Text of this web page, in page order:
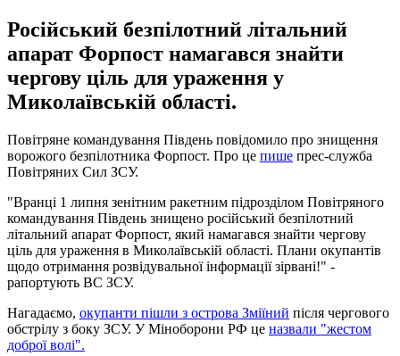
Російський безпілотний літальний
апарат Форпост намагався знайти
чергову ціль для ураження у
Миколаївській області.
Повітряне командування Південь повідомило про знищення
ворожого безпілотника Форпост. Про це пише прес-служба
Повітряних Сил ЗСУ.
"Вранці 1 липня зенітним ракетним підрозділом Повітряного
командування Південь знищено російський безпілотний
літальний апарат Форпост, який намагався знайти чергову
ціль для ураження в Миколаївській області. Плани окупантів
щодо отримання розвідувальної інформації зірвані!" -
рапортують ВС ЗСУ.
Нагадаємо, окупанти пішли з острова Зміїний після чергового
обстрілу з боку ЗСУ. У Міноборони РФ це назвали "жестом
доброї волі".